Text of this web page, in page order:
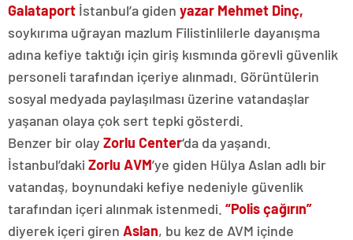
Galataport İstanbul’a giden yazar Mehmet Dinç,
soykırıma uğrayan mazlum Filistinlilerle dayanışma
adına kefiye taktığı için giriş kısmında görevli güvenlik
personeli tarafından içeriye alınmadı. Görüntülerin
sosyal medyada paylaşılması üzerine vatandaşlar
yaşanan olaya çok sert tepki gösterdi.
Benzer bir olay Zorlu Center‘da da yaşandı.
İstanbul’daki Zorlu AVM’ye giden Hülya Aslan adlı bir
vatandaş, boynundaki kefiye nedeniyle güvenlik
tarafından içeri alınmak istenmedi. “Polis çağırın”
diyerek içeri giren Aslan, bu kez de AVM içinde